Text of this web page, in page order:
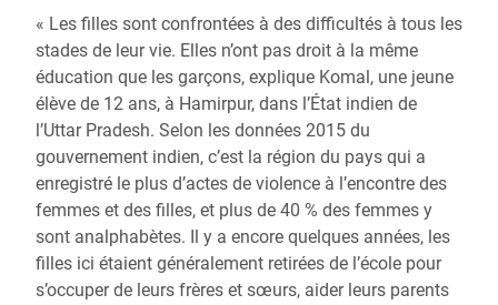
« Les filles sont confrontées à des difficultés à tous les
stades de leur vie. Elles n’ont pas droit à la même
éducation que les garçons, explique Komal, une jeune
élève de 12 ans, à Hamirpur, dans l’État indien de
l’Uttar Pradesh. Selon les données 2015 du
gouvernement indien, c’est la région du pays qui a
enregistré le plus d’actes de violence à l’encontre des
femmes et des filles, et plus de 40 % des femmes y
sont analphabètes. Il y a encore quelques années, les
filles ici étaient généralement retirées de l’école pour
s’occuper de leurs frères et sœurs, aider leurs parents